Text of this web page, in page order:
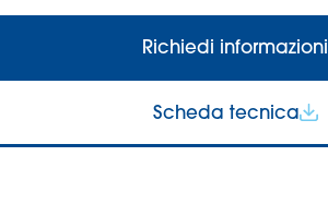
Richiedi informazioni
Scheda tecnica